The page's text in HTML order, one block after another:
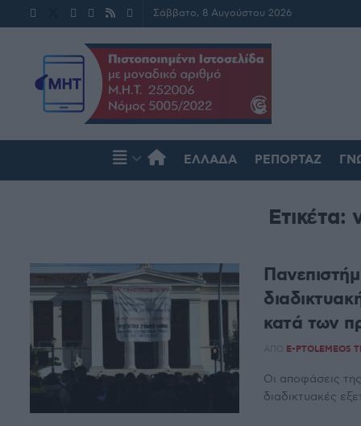
Σάββατο, 8 Αυγούστου 2026
ΕΛΛΆΔΑ ΡΕΠΟΡΤΆΖ
Ετικέτα:
κατά των
ΑΠΌ E-PTOLEMEOS
Οι αποφάσεις
διαδικτυακές